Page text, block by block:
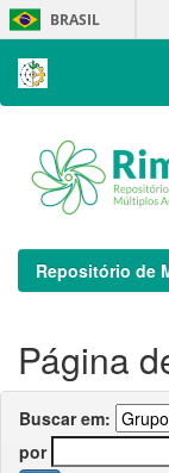
Skip
navigation
BRASIL
Repositório de
Página
Buscar em:
por